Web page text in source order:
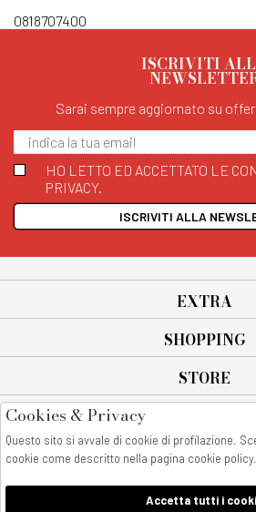
0818707400
ISCRIVITI
Sarai sempre aggiornato su
HO LETTO ED ACCETTATO LE
PRIVACY.
ISCRIVITI ALLA
EXTRA
SHOPPING
STORE
All rights reserved - © Copyright 2026
AnyAnyluxury srl - Sede Legale: Corso
castellammare di stabia - Italia
Cookies & Privacy
Questo sito si avvale di cookie di profilazione.
cookie come descritto nella pagina cookie policy.
Accetta tutti i